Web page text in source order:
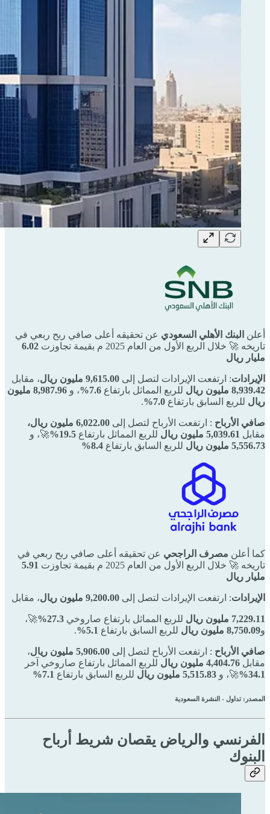
أعلن البنك الأهلي السعودي عن تحقيقه أعلى صافي ربح ربعي في
تاريخه 🚀 خلال الربع الأول من العام 2025 م بقيمة تجاوزت
6.02
مليار ريال
الإيرادات: ارتفعت الإيرادات لتصل إلى 9,615.00 مليون ريال، مقابل
8,939.42 مليون ريال للربع المماثل بارتفاع ، و
8,987.96 مليون
ريال للربع السابق بارتفاع 7.0%
.
صافي الأرباح : ارتفعت الأرباح لتصل إلى 6,022.00 مليون ريال،
مقابل 5,039.61 مليون ريال للربع المماثل بارتفاع
🚀، و
5,556.73 مليون ريال للربع السابق بارتفاع 8.4%
كما أعلن مصرف الراجحي عن تحقيقه أعلى صافي ربح ربعي في
تاريخه 🚀 خلال الربع الأول من العام 2025 م بقيمة تجاوزت
5.91
مليار ريال
الإيرادات: ارتفعت الإيرادات لتصل إلى ، مقابل
7,229.11 مليون ريال للربع المماثل بارتفاع صاروخي
🚀،
و8,750.09 مليون ريال للربع السابق بارتفاع 5.1%
.
صافي الأرباح : ارتفعت الأرباح لتصل إلى 5,906.00 مليون ريال
،
مقابل 4,404.76 مليون ريال
للربع المماثل بارتفاع صاروخي آخر
34.1%
🚀، و 5,515.83 مليون ريال للربع السابق بارتفاع
المصدر: تداول - النشرة السعودية
الفرنسي والرياض يقصان شريط أرباح
البنوك